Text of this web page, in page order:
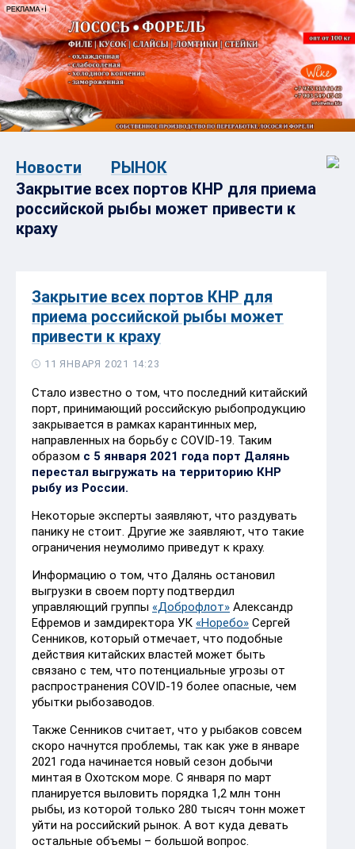
Новости
РЫНОК
Закрытие всех портов КНР для приема
российской рыбы может привести к
краху
Закрытие всех портов КНР для
приема российской рыбы может
привести к краху
11 ЯНВАРЯ 2021 14:23
Стало известно о том, что последний китайский
порт, принимающий российскую рыбопродукцию
закрывается в рамках карантинных мер,
направленных на борьбу с COVID-19. Таким
образом с 5 января 2021 года порт Далянь
перестал выгружать на территорию КНР
рыбу из России.
Некоторые эксперты заявляют, что раздувать
панику не стоит. Другие же заявляют, что такие
ограничения неумолимо приведут к краху.
Информацию о том, что Далянь остановил
выгрузки в своем порту подтвердил
управляющий группы «Доброфлот» Александр
Ефремов и замдиректора УК «Норебо» Сергей
Сенников, который отмечает, что подобные
действия китайских властей может быть
связано с тем, что потенциальные угрозы от
распространения COVID-19 более опасные, чем
убытки рыбозаводов.
Также Сенников считает, что у рыбаков совсем
скоро начнутся проблемы, так как уже в январе
2021 года начинается новый сезон добычи
минтая в Охотском море. С января по март
планируется выловить порядка 1,2 млн тонн
рыбы, из которой только 280 тысяч тонн может
уйти на российский рынок. А вот куда девать
остальные объемы – большой вопрос.